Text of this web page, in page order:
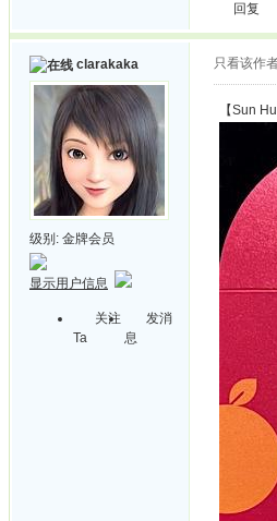
回复
clarakaka
级别: 金牌会员
显示用户信息
关注
Ta
发消
息
只看该作
【Sun